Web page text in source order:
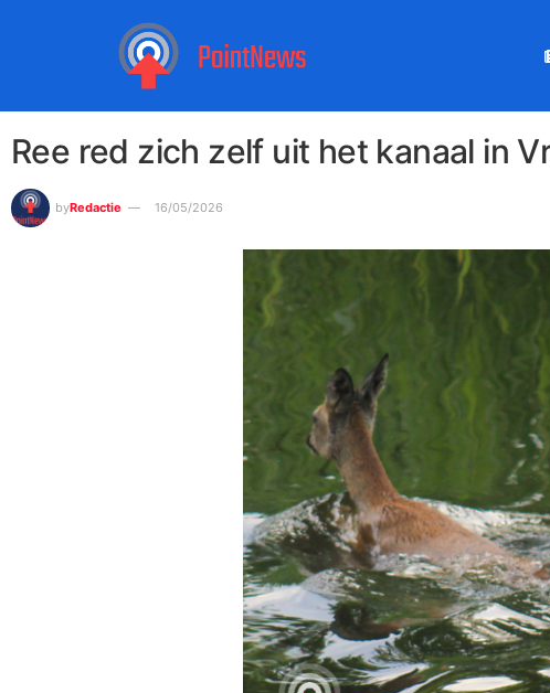
Ree red zich zelf uit het kanaal in
byRedactie 16/05/2026